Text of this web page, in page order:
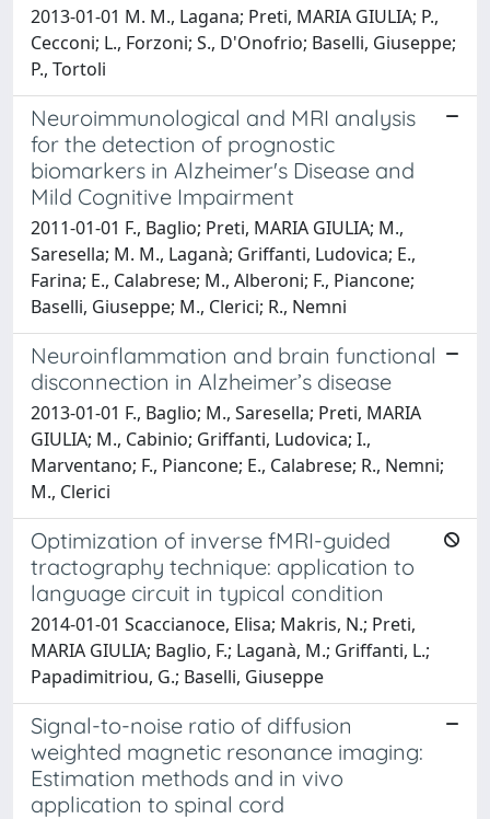
2013-01-01 M. M., Lagana; Preti, MARIA GIULIA; P.,
Cecconi; L., Forzoni; S., D'Onofrio; Baselli, Giuseppe;
P., Tortoli
Neuroimmunological and MRI analysis
for the detection of prognostic
biomarkers in Alzheimer's Disease and
Mild Cognitive Impairment
2011-01-01 F., Baglio; Preti, MARIA GIULIA; M.,
Saresella; M. M., Laganà; Griffanti, Ludovica; E.,
Farina; E., Calabrese; M., Alberoni; F., Piancone;
Baselli, Giuseppe; M., Clerici; R., Nemni
Neuroinflammation and brain functional
disconnection in Alzheimer’s disease
2013-01-01 F., Baglio; M., Saresella; Preti, MARIA
GIULIA; M., Cabinio; Griffanti, Ludovica; I.,
Marventano; F., Piancone; E., Calabrese; R., Nemni;
M., Clerici
Optimization of inverse fMRI-guided
tractography technique: application to
language circuit in typical condition
2014-01-01 Scaccianoce, Elisa; Makris, N.; Preti,
MARIA GIULIA; Baglio, F.; Laganà, M.; Griffanti, L.;
Papadimitriou, G.; Baselli, Giuseppe
Signal-to-noise ratio of diffusion
weighted magnetic resonance imaging:
Estimation methods and in vivo
application to spinal cord